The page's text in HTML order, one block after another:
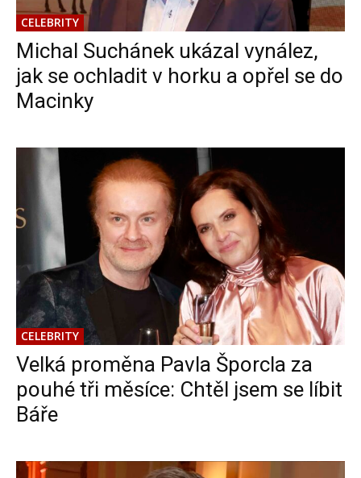
CELEBRITY
Michal Suchánek ukázal vynález,
jak se ochladit v horku a opřel se do
Macinky
CELEBRITY
Velká proměna Pavla Šporcla za
pouhé tři měsíce: Chtěl jsem se líbit
Báře